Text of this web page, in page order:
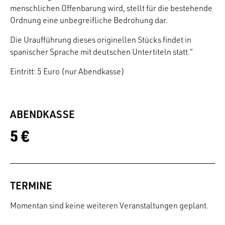
menschlichen Offenbarung wird, stellt für die bestehende
Ordnung eine unbegreifliche Bedrohung dar.
Die Uraufführung dieses originellen Stücks findet in
spanischer Sprache mit deutschen Untertiteln statt.“
Eintritt: 5 Euro (nur Abendkasse)
ABENDKASSE
5 €
TERMINE
Momentan sind keine weiteren Veranstaltungen geplant.